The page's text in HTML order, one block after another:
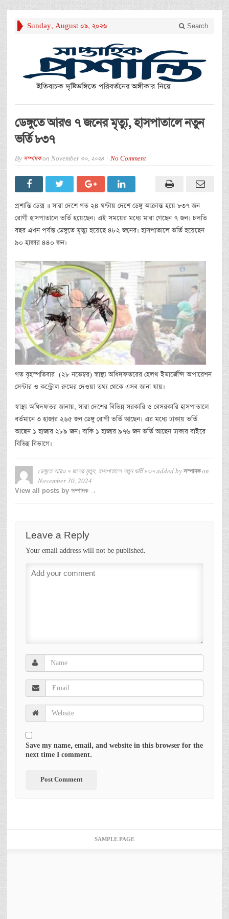
Sunday, August 09, 2026 Search
ডেঙ্গুতে আরও ৭ জনের মৃত্যু, হাসপাতালে নতুন
ভর্তি ৮৩৭
By সম্পাদকon November 30, 2024 No Comment
প্রশান্তি ডেক্স ॥ সারা দেশে গত ২৪ ঘণ্টায় দেশে ডেঙ্গু আক্রান্ত হয়ে ৮৩৭ জন
রোগী হাসপাতালে ভর্তি হয়েছেন। এই সময়ের মধ্যে মারা গেছেন ৭ জন। চলতি
বছর এখন পর্যন্ত ডেঙ্গুতে মৃত্যু হয়েছে ৪৮২ জনের। হাসপাতালে ভর্তি হয়েছেন
৯০ হাজার ৪৪০ জন।
গত বৃহস্পতিবার (২৮ নভেম্বর) স্বাস্থ্য অধিদফতরের হেলথ ইমার্জেন্সি অপারেশন
সেন্টার ও কন্ট্রোল রুমের দেওয়া তথ্য থেকে এসব জানা যায়।
স্বাস্থ্য অধিদফতর জানায়, সারা দেশের বিভিন্ন সরকারি ও বেসরকারি হাসপাতালে
বর্তমানে ৩ হাজার ২৬৫ জন ডেঙ্গু রোগী ভর্তি আছেন। এর মধ্যে ঢাকায় ভর্তি
আছেন ১ হাজার ২৮৯ জন। বাকি ১ হাজার ৯৭৬ জন ভর্তি আছেন ঢাকার বাইরে
বিভিন্ন বিভাগে।
ডেঙ্গুতে আরও ৭ জনের মৃত্যু, হাসপাতালে নতুন ভর্তি ৮৩৭added by সম্পাদকon
November 30, 2024
View all posts by সম্পাদক →
Leave a Reply
Your email address will not be published.
Save my name, email, and website in this browser for the
next time I comment.
SAMPLE PAGE